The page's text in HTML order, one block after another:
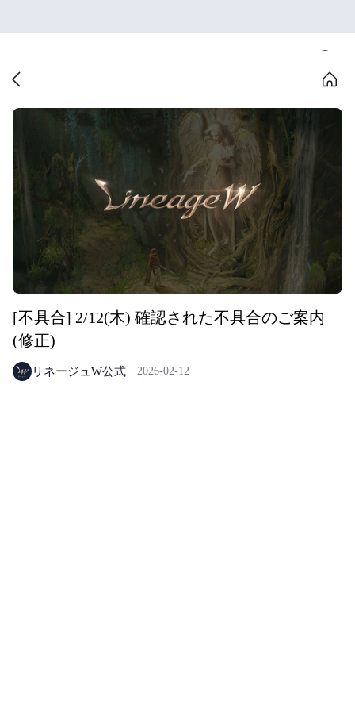
[不具合] 2/12(木) 確認された不具合のご案内
(修正)
リネージュW公式 2026-02-12